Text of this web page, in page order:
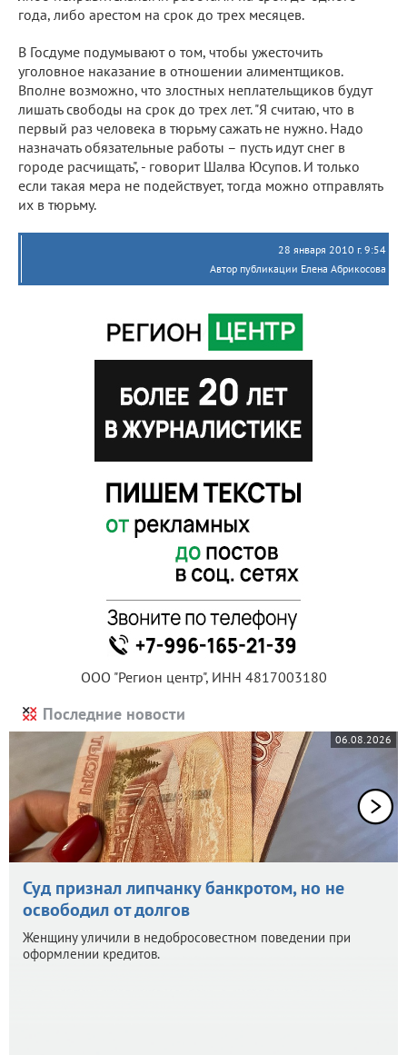
года, либо арестом на срок до трех месяцев.
В Госдуме подумывают о том, чтобы ужесточить
уголовное наказание в отношении алиментщиков.
Вполне возможно, что злостных неплательщиков будут
лишать свободы на срок до трех лет. "Я считаю, что в
первый раз человека в тюрьму сажать не нужно. Надо
назначать обязательные работы – пусть идут снег в
городе расчищать", - говорит Шалва Юсупов. И только
если такая мера не подействует, тогда можно отправлять
их в тюрьму.
28 января 2010 г. 9:54
Автор публикации Елена Абрикосова
ООО "Регион центр", ИНН 4817003180
Последние новости
06.08.2026
Суд признал липчанку банкротом, но не
освободил от долгов
Женщину уличили в недобросовестном поведении при
оформлении кредитов.